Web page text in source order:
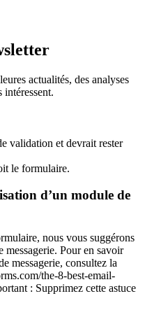
actualités, des analyses
intéressent.
validation et devrait rester
le formulaire.
d’un module de
nous vous suggérons
messagerie. Pour en savoir
messagerie, consultez la
the-8-best-email-
: Supprimez cette astuce